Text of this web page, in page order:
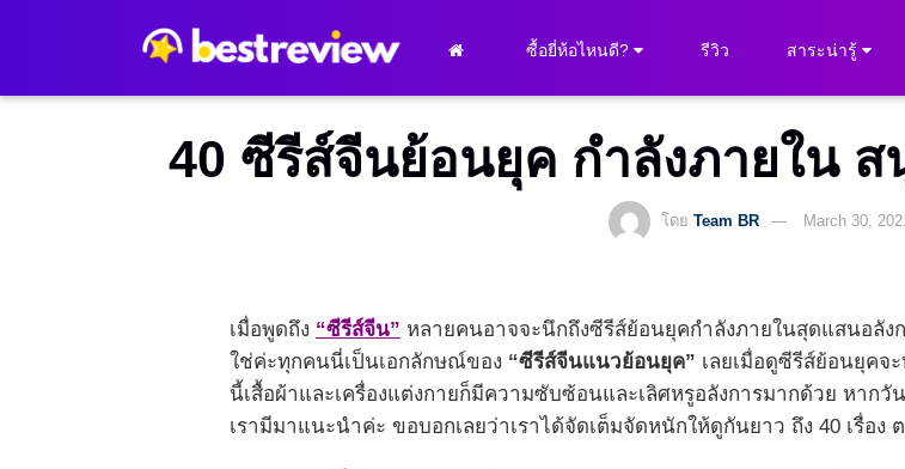
ซื้อยี่ห้อไหนดี? รีวิว สาระน่ารู้
40 ซีรีส์จีนย้อนยุค กำลังภายใน
โดย Team BR March 30,
เมื่อพูดถึง “ซีรีส์จีน” หลายคนอาจจะนึกถึงซีรีส์ย้อนยุคกำลังภายในสุดแสนอลัง
ใช่ค่ะทุกคนนี่เป็นเอกลักษณ์ของ “ซีรีส์จีนแนวย้อนยุค” เลยเมื่อดูซีรีส์ย้อนยุคจ
นี้เสื้อผ้าและเครื่องแต่งกายก็มีความซับซ้อนและเลิศหรูอลังการมากด้วย หาก
เรามีมาแนะนำค่ะ ขอบอกเลยว่าเราได้จัดเต็มจัดหนักให้ดูกันยาว ถึง 40 เรื่อง